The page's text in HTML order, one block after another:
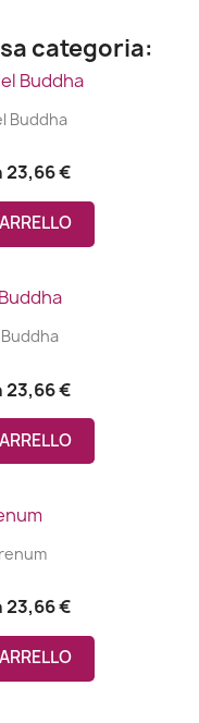
categoria:
Buddha
23,66 €
23,66 €
23,66 €